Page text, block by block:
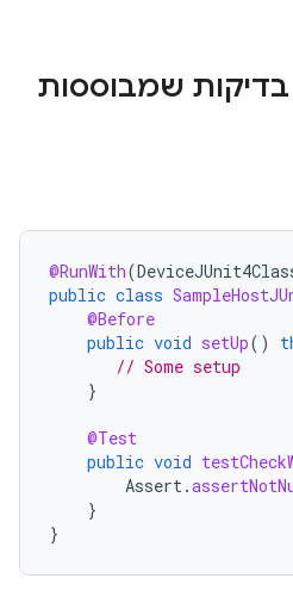
איך כותבים ב-TF בדיקות שמבוססות
@RunWith(
public class
@Before
public void setUp()
// Some setup
}
@Test
public void
Assert.
}
}